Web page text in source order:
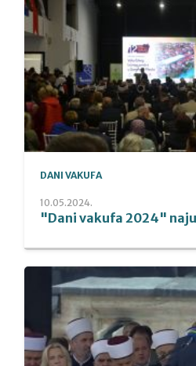
DANI VAKUFA
10.05.2024.
"Dani vakufa 2024"